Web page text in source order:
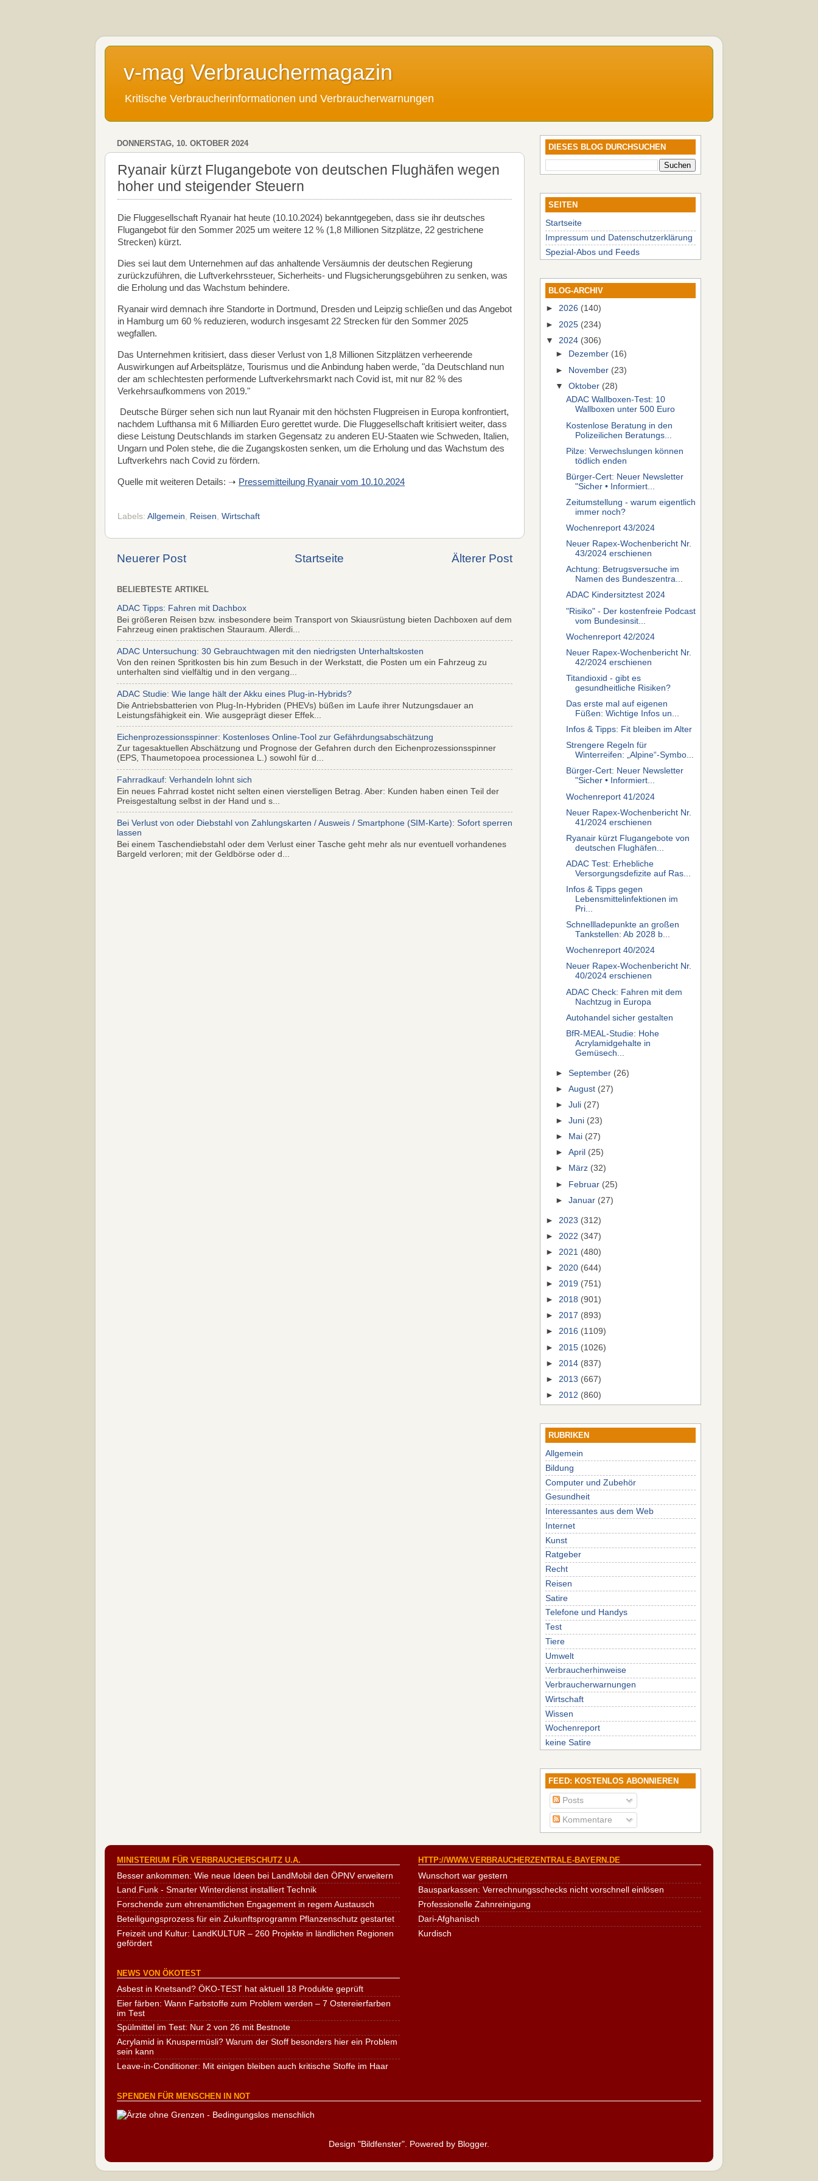
v-mag Verbrauchermagazin
Kritische Verbraucherinformationen und Verbraucherwarnungen
DONNERSTAG, 10. OKTOBER 2024
Ryanair kürzt Flugangebote von deutschen Flughäfen wegen
hoher und steigender Steuern
Die Fluggesellschaft Ryanair hat heute (10.10.2024) bekanntgegeben, dass sie ihr deutsches
Flugangebot für den Sommer 2025 um weitere 12 % (1,8 Millionen Sitzplätze, 22 gestrichene
Strecken) kürzt.
Dies sei laut dem Unternehmen auf das anhaltende Versäumnis der deutschen Regierung
zurückzuführen, die Luftverkehrssteuer, Sicherheits- und Flugsicherungsgebühren zu senken, was
die Erholung und das Wachstum behindere.
Ryanair wird demnach ihre Standorte in Dortmund, Dresden und Leipzig schließen und das Angebot
in Hamburg um 60 % reduzieren, wodurch insgesamt 22 Strecken für den Sommer 2025
wegfallen.
Das Unternehmen kritisiert, dass dieser Verlust von 1,8 Millionen Sitzplätzen verheerende
Auswirkungen auf Arbeitsplätze, Tourismus und die Anbindung haben werde, "da Deutschland nun
der am schlechtesten performende Luftverkehrsmarkt nach Covid ist, mit nur 82 % des
Verkehrsaufkommens von 2019."
Deutsche Bürger sehen sich nun laut Ryanair mit den höchsten Flugpreisen in Europa konfrontiert,
nachdem Lufthansa mit 6 Milliarden Euro gerettet wurde. Die Fluggesellschaft kritisiert weiter, dass
diese Leistung Deutschlands im starken Gegensatz zu anderen EU-Staaten wie Schweden, Italien,
Ungarn und Polen stehe, die die Zugangskosten senken, um die Erholung und das Wachstum des
Luftverkehrs nach Covid zu fördern.
Quelle mit weiteren Details: ➝ Pressemitteilung Ryanair vom 10.10.2024
Labels: Allgemein, Reisen, Wirtschaft
Neuerer Post Älterer Post
Startseite
BELIEBTESTE ARTIKEL
ADAC Tipps: Fahren mit Dachbox
Bei größeren Reisen bzw. insbesondere beim Transport von Skiausrüstung bieten Dachboxen auf dem
Fahrzeug einen praktischen Stauraum. Allerdi...
ADAC Untersuchung: 30 Gebrauchtwagen mit den niedrigsten Unterhaltskosten
Von den reinen Spritkosten bis hin zum Besuch in der Werkstatt, die Posten um ein Fahrzeug zu
unterhalten sind vielfältig und in den vergang...
ADAC Studie: Wie lange hält der Akku eines Plug-in-Hybrids?
Die Antriebsbatterien von Plug-In-Hybriden (PHEVs) büßen im Laufe ihrer Nutzungsdauer an
Leistungsfähigkeit ein. Wie ausgeprägt dieser Effek...
Eichenprozessionsspinner: Kostenloses Online-Tool zur Gefährdungsabschätzung
Zur tagesaktuellen Abschätzung und Prognose der Gefahren durch den Eichenprozessionsspinner
(EPS, Thaumetopoea processionea L.) sowohl für d...
Fahrradkauf: Verhandeln lohnt sich
Ein neues Fahrrad kostet nicht selten einen vierstelligen Betrag. Aber: Kunden haben einen Teil der
Preisgestaltung selbst in der Hand und s...
Bei Verlust von oder Diebstahl von Zahlungskarten / Ausweis / Smartphone (SIM-Karte): Sofort sperren
lassen
Bei einem Taschendiebstahl oder dem Verlust einer Tasche geht mehr als nur eventuell vorhandenes
Bargeld verloren; mit der Geldbörse oder d...
DIESES BLOG DURCHSUCHEN
SEITEN
Startseite
Impressum und Datenschutzerklärung
Spezial-Abos und Feeds
BLOG-ARCHIV
► 2026 (140)
► 2025 (234)
▼ 2024 (306)
►
Dezember (16)
► November (23)
▼Oktober (28)
ADAC Wallboxen-Test: 10
Wallboxen unter 500 Euro
Kostenlose Beratung in den
Polizeilichen Beratungs...
Pilze: Verwechslungen können
tödlich enden
Bürger-Cert: Neuer Newsletter
"Sicher • Informiert...
Zeitumstellung - warum eigentlich
immer noch?
Wochenreport 43/2024
Neuer Rapex-Wochenbericht Nr.
43/2024 erschienen
Achtung: Betrugsversuche im
Namen des Bundeszentra...
ADAC Kindersitztest 2024
"Risiko" - Der kostenfreie Podcast
vom Bundesinsit...
Wochenreport 42/2024
Neuer Rapex-Wochenbericht Nr.
42/2024 erschienen
Titandioxid - gibt es
gesundheitliche Risiken?
Das erste mal auf eigenen
Füßen: Wichtige Infos un...
Infos & Tipps: Fit bleiben im Alter
Strengere Regeln für
Winterreifen: „Alpine“-Symbo...
Bürger-Cert: Neuer Newsletter
"Sicher • Informiert...
Wochenreport 41/2024
Neuer Rapex-Wochenbericht Nr.
41/2024 erschienen
Ryanair kürzt Flugangebote von
deutschen Flughäfen...
ADAC Test: Erhebliche
Versorgungsdefizite auf Ras...
Infos & Tipps gegen
Lebensmittelinfektionen im
Pri...
Schnellladepunkte an großen
Tankstellen: Ab 2028 b...
Wochenreport 40/2024
Neuer Rapex-Wochenbericht Nr.
40/2024 erschienen
ADAC Check: Fahren mit dem
Nachtzug in Europa
Autohandel sicher gestalten
BfR-MEAL-Studie: Hohe
Acrylamidgehalte in
Gemüsech...
►September (26)
►August (27)
►Juli (27)
►Juni (23)
►
Mai (27)
►April (25)
►
März (32)
► Februar (25)
►Januar (27)
► 2023 (312)
► 2022 (347)
► 2021 (480)
► 2020 (644)
► 2019 (751)
► 2018 (901)
► 2017 (893)
► 2016 (1109)
► 2015 (1026)
► 2014 (837)
► 2013 (667)
► 2012 (860)
RUBRIKEN
Allgemein
Bildung
Computer und Zubehör
Gesundheit
Interessantes aus dem Web
Internet
Kunst
Ratgeber
Recht
Reisen
Satire
Telefone und Handys
Test
Tiere
Umwelt
Verbraucherhinweise
Verbraucherwarnungen
Wirtschaft
Wissen
Wochenreport
keine Satire
FEED: KOSTENLOS ABONNIEREN
Posts
Kommentare
MINISTERIUM FÜR VERBRAUCHERSCHUTZ U.A.
Besser ankommen: Wie neue Ideen bei LandMobil den ÖPNV erweitern
Land.Funk - Smarter Winterdienst installiert Technik
Forschende zum ehrenamtlichen Engagement in regem Austausch
Beteiligungsprozess für ein Zukunftsprogramm Pflanzenschutz gestartet
Freizeit und Kultur: LandKULTUR – 260 Projekte in ländlichen Regionen
gefördert
NEWS VON ÖKOTEST
Asbest in Knetsand? ÖKO-TEST hat aktuell 18 Produkte geprüft
Eier färben: Wann Farbstoffe zum Problem werden – 7 Ostereierfarben
im Test
Spülmittel im Test: Nur 2 von 26 mit Bestnote
Acrylamid in Knuspermüsli? Warum der Stoff besonders hier ein Problem
sein kann
Leave-in-Conditioner: Mit einigen bleiben auch kritische Stoffe im Haar
HTTP://WWW.VERBRAUCHERZENTRALE-BAYERN.DE
Wunschort war gestern
Bausparkassen: Verrechnungsschecks nicht vorschnell einlösen
Professionelle Zahnreinigung
Dari-Afghanisch
Kurdisch
SPENDEN FÜR MENSCHEN IN NOT
Design "Bildfenster". Powered by Blogger.